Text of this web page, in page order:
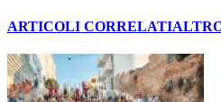
ARTICOLI CORRELATI